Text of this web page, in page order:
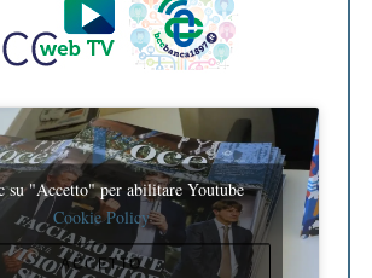
su "Accetto" per abilitare Youtube
Cookie Policy
ACCETTO